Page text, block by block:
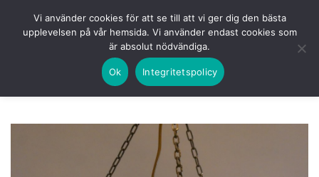
KOMMANDE LOGGA IN
Vi använder cookies för att se till att vi ger dig den bästa
upplevelsen på vår hemsida. Vi använder endast cookies som
är absolut nödvändiga.
Ok Integritetspolicy